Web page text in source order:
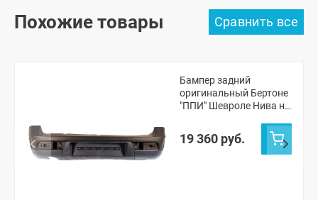
Похожие товары
Бампер задний
оригинальный Бертоне
"ППИ" Шевроле Нива н/
19 360 руб.